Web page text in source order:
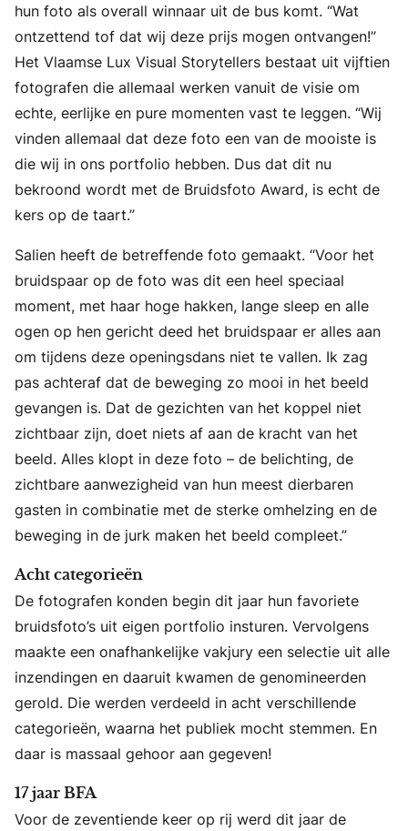
hun foto als overall winnaar uit de bus komt. “Wat
ontzettend tof dat wij deze prijs mogen ontvangen!”
Het Vlaamse Lux Visual Storytellers bestaat uit vijftien
fotografen die allemaal werken vanuit de visie om
echte, eerlijke en pure momenten vast te leggen. “Wij
vinden allemaal dat deze foto een van de mooiste is
die wij in ons portfolio hebben. Dus dat dit nu
bekroond wordt met de Bruidsfoto Award, is echt de
kers op de taart.”
Salien heeft de betreffende foto gemaakt. “Voor het
bruidspaar op de foto was dit een heel speciaal
moment, met haar hoge hakken, lange sleep en alle
ogen op hen gericht deed het bruidspaar er alles aan
om tijdens deze openingsdans niet te vallen. Ik zag
pas achteraf dat de beweging zo mooi in het beeld
gevangen is. Dat de gezichten van het koppel niet
zichtbaar zijn, doet niets af aan de kracht van het
beeld. Alles klopt in deze foto – de belichting, de
zichtbare aanwezigheid van hun meest dierbaren
gasten in combinatie met de sterke omhelzing en de
beweging in de jurk maken het beeld compleet.”
Acht categorieën
De fotografen konden begin dit jaar hun favoriete
bruidsfoto’s uit eigen portfolio insturen. Vervolgens
maakte een onafhankelijke vakjury een selectie uit alle
inzendingen en daaruit kwamen de genomineerden
gerold. Die werden verdeeld in acht verschillende
categorieën, waarna het publiek mocht stemmen. En
daar is massaal gehoor aan gegeven!
17 jaar BFA
Voor de zeventiende keer op rij werd dit jaar de